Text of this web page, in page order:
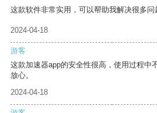
这款软件非常实用，可以帮助我解决很多问
2024-04-18
游客
这款加速器app的安全性很高，使用过程中
放心。
2024-04-18